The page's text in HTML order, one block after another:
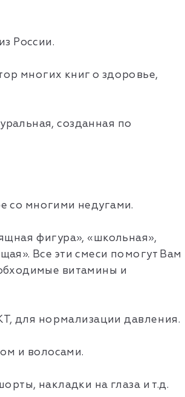
России.
многих книг о здоровье,
созданная по
со многими недугами.
фигура», «школьная»,
Все эти смеси помогут Вам
витамины и
для нормализации давления.
и волосами.
накладки на глаза и т.д.